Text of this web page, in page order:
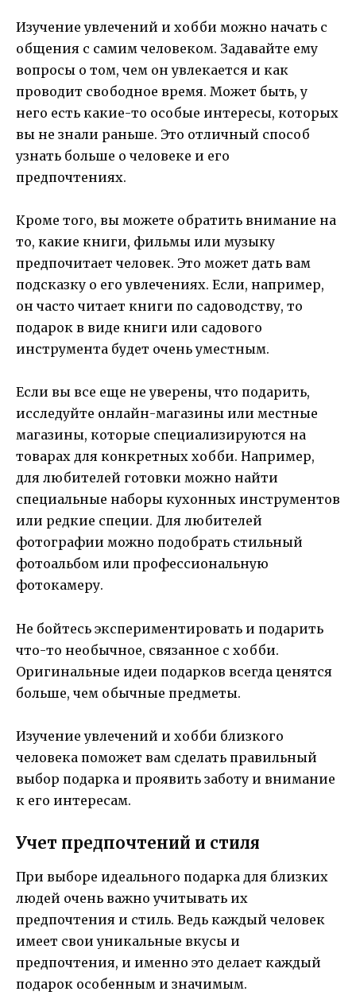
Изучение увлечений и хобби можно начать с
общения с самим человеком. Задавайте ему
вопросы о том, чем он увлекается и как
проводит свободное время. Может быть, у
него есть какие-то особые интересы, которых
вы не знали раньше. Это отличный способ
узнать больше о человеке и его
предпочтениях.
Кроме того, вы можете обратить внимание на
то, какие книги, фильмы или музыку
предпочитает человек. Это может дать вам
подсказку о его увлечениях. Если, например,
он часто читает книги по садоводству, то
подарок в виде книги или садового
инструмента будет очень уместным.
Если вы все еще не уверены, что подарить,
исследуйте онлайн-магазины или местные
магазины, которые специализируются на
товарах для конкретных хобби. Например,
для любителей готовки можно найти
специальные наборы кухонных инструментов
или редкие специи. Для любителей
фотографии можно подобрать стильный
фотоальбом или профессиональную
фотокамеру.
Не бойтесь экспериментировать и подарить
что-то необычное, связанное с хобби.
Оригинальные идеи подарков всегда ценятся
больше, чем обычные предметы.
Изучение увлечений и хобби близкого
человека поможет вам сделать правильный
выбор подарка и проявить заботу и внимание
к его интересам.
Учет предпочтений и стиля
При выборе идеального подарка для близких
людей очень важно учитывать их
предпочтения и стиль. Ведь каждый человек
имеет свои уникальные вкусы и
предпочтения, и именно это делает каждый
подарок особенным и значимым.